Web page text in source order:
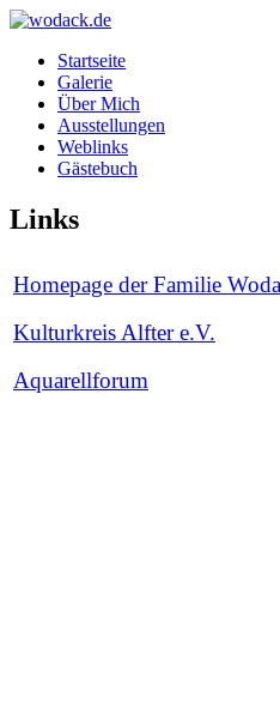
Startseite
Galerie
Über Mich
Ausstellungen
Weblinks
Gästebuch
Links
Homepage der Familie
Kulturkreis Alfter e.V.
Aquarellforum